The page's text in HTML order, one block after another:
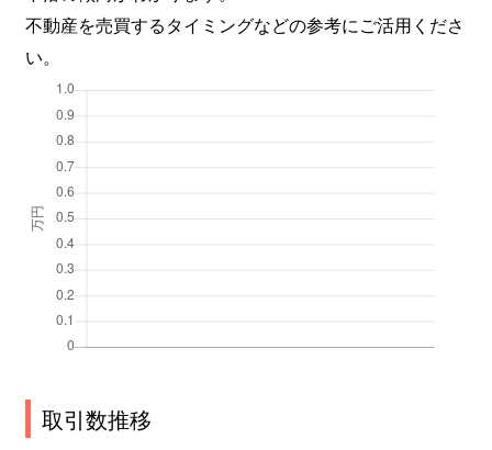
不動産を売買するタイミングなどの参考にご活用くださ
い。
取引数推移